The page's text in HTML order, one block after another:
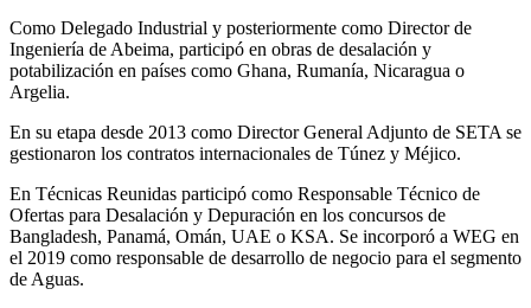
Como Delegado Industrial y posteriormente como Director de
Ingeniería de Abeima, participó en obras de desalación y
potabilización en países como Ghana, Rumanía, Nicaragua o
Argelia.
En su etapa desde 2013 como Director General Adjunto de SETA se
gestionaron los contratos internacionales de Túnez y Méjico.
En Técnicas Reunidas participó como Responsable Técnico de
Ofertas para Desalación y Depuración en los concursos de
Bangladesh, Panamá, Omán, UAE o KSA. Se incorporó a WEG en
el 2019 como responsable de desarrollo de negocio para el segmento
de Aguas.